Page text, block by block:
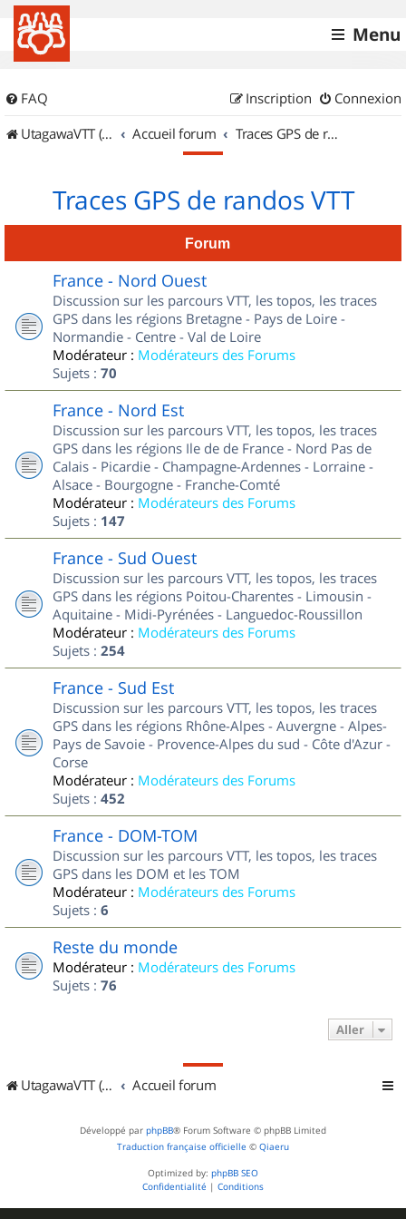
Menu
FAQ Connexion
Inscription
UtagawaVTT (Randos VTT et VTTAE avec traces GPS)
Accueil forum Traces GPS de randos VTT
Traces GPS de randos VTT
Forum
France - Nord Ouest
Discussion sur les parcours VTT, les topos, les traces
GPS dans les régions Bretagne - Pays de Loire -
Normandie - Centre - Val de Loire
Modérateur : Modérateurs des Forums
Sujets : 70
France - Nord Est
Discussion sur les parcours VTT, les topos, les traces
GPS dans les régions Ile de de France - Nord Pas de
Calais - Picardie - Champagne-Ardennes - Lorraine -
Alsace - Bourgogne - Franche-Comté
Modérateur : Modérateurs des Forums
Sujets : 147
France - Sud Ouest
Discussion sur les parcours VTT, les topos, les traces
GPS dans les régions Poitou-Charentes - Limousin -
Aquitaine - Midi-Pyrénées - Languedoc-Roussillon
Modérateur : Modérateurs des Forums
Sujets : 254
France - Sud Est
Discussion sur les parcours VTT, les topos, les traces
GPS dans les régions Rhône-Alpes - Auvergne - Alpes-
Pays de Savoie - Provence-Alpes du sud - Côte d'Azur -
Corse
Modérateur : Modérateurs des Forums
Sujets : 452
France - DOM-TOM
Discussion sur les parcours VTT, les topos, les traces
GPS dans les DOM et les TOM
Modérateur : Modérateurs des Forums
Sujets : 6
Reste du monde
Modérateur : Modérateurs des Forums
Sujets : 76
Aller
UtagawaVTT (Randos VTT et VTTAE avec traces GPS) Accueil forum
Développé par phpBB® Forum Software © phpBB Limited
Traduction française officielle © Qiaeru
Optimized by: phpBB SEO
Confidentialité | Conditions